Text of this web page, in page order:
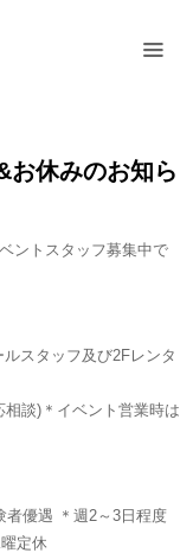
お休みのお知ら
ントスタッフ募集中で
スタッフ及び2Fレンタ
談)＊イベント営業時は
者優遇 ＊週2～3日程度
定休